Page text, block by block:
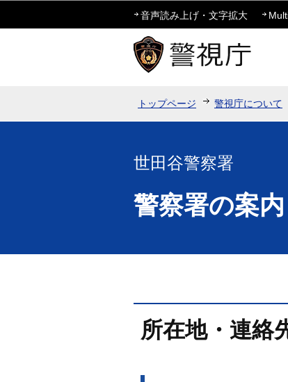
音声読み上げ・文字拡大
トップページ 警視庁について
世田谷警察署
警察署の案内
所在地・連絡